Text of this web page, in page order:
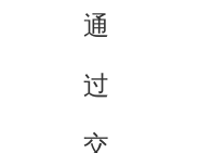
通
过
交